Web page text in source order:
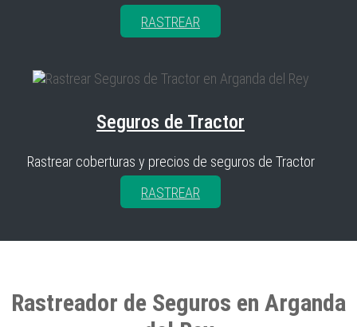
RASTREAR
Seguros de Tractor
Rastrear coberturas y precios de seguros de Tractor
RASTREAR
Rastreador de Seguros en Arganda